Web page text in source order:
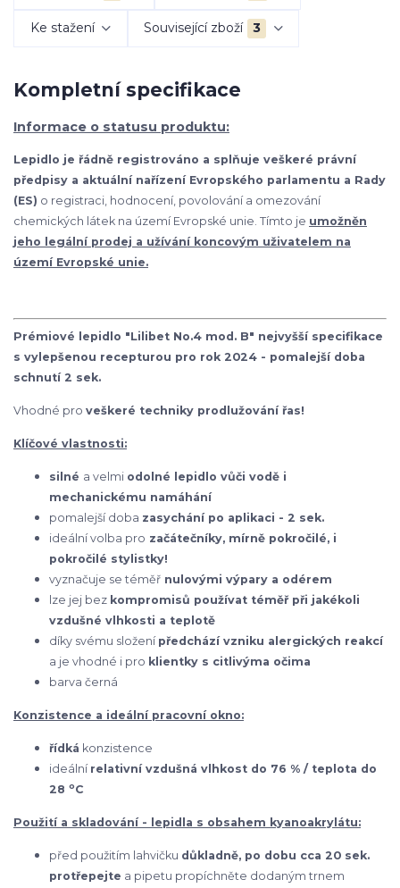
Ke stažení Související zboží 3
Kompletní specifikace
Informace o statusu produktu:
Lepidlo je řádně registrováno a splňuje veškeré právní
předpisy a aktuální nařízení Evropského parlamentu a Rady
(ES) o registraci, hodnocení, povolování a omezování
chemických látek na území Evropské unie. Tímto je umožněn
jeho legální prodej a užívání koncovým uživatelem na
území Evropské unie.
Prémiové lepidlo "Lilibet No.4 mod. B" nejvyšší specifikace
s vylepšenou recepturou pro rok 2024 - pomalejší doba
schnutí 2 sek.
Vhodné pro veškeré techniky prodlužování řas!
Klíčové vlastnosti:
silné a velmi odolné lepidlo vůči vodě i
mechanickému namáhání
pomalejší doba zasychání po aplikaci - 2 sek.
ideální volba pro začátečníky, mírně pokročilé, i
pokročilé stylistky!
vyznačuje se téměř nulovými výpary a odérem
lze jej bez kompromisů používat téměř při jakékoli
vzdušné vlhkosti a teplotě
díky svému složení předchází vzniku alergických reakcí
a je vhodné i pro klientky s citlivýma očima
barva černá
Konzistence a ideální pracovní okno:
řídká konzistence
ideální relativní vzdušná vlhkost do 76 % / teplota do
28 oC
Použití a skladování - lepidla s obsahem kyanoakrylátu:
před použitím lahvičku důkladně, po dobu cca 20 sek.
protřepejte a pipetu propíchněte dodaným trnem